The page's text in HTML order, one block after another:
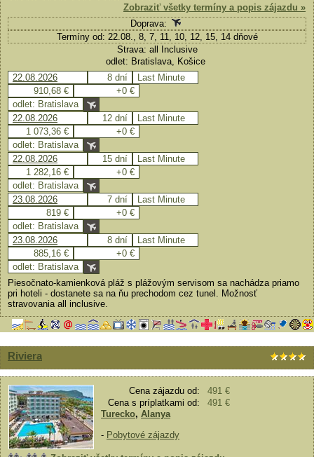
Zobraziť všetky termíny a popis zájazdu »
Doprava:
Termíny od: 22.08., 8, 7, 11, 10, 12, 15, 14 dňové
Strava: all Inclusive
odlet: Bratislava, Košice
22.08.2026
8 dní
Last Minute
910,68 €
+0 €
odlet: Bratislava
22.08.2026
12 dní
Last Minute
1 073,36 €
+0 €
odlet: Bratislava
22.08.2026
15 dní
Last Minute
1 282,16 €
+0 €
odlet: Bratislava
23.08.2026
7 dní
Last Minute
819 €
+0 €
odlet: Bratislava
23.08.2026
8 dní
Last Minute
885,16 €
+0 €
odlet: Bratislava
Piesočnato-kamienková pláž s plážovým servisom sa nachádza priamo
pri hoteli - dostanete sa na ňu prechodom cez tunel. Možnosť
stravovania all inclusive.
Riviera
Cena zájazdu od:
491 €
Cena s príplatkami od:
491 €
Turecko, Alanya
- Pobytové zájazdy